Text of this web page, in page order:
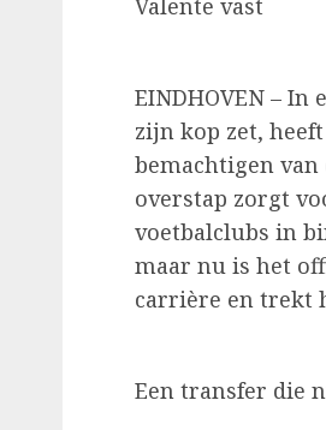
Valente vast
EINDHOVEN –
zijn kop zet,
bemachtigen van
overstap zorgt
voetbalclubs in
maar nu is het
carrière en trekt
Een transfer die